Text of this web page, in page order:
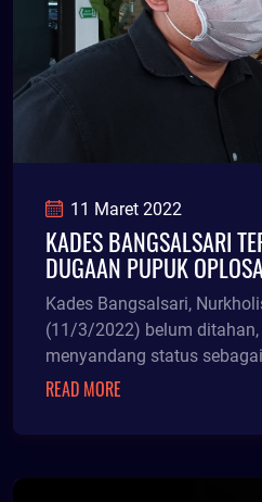
11 Maret 2022
KADES BANGSALSARI
DUGAAN PUPUK
PASAL BERLAPIS
Kades Bangsalsari,
(11/3/2022) belum ditahan,
menyandang status
READ MORE